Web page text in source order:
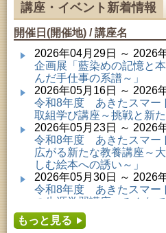
講座・イベント新着情報
開催日(開催地) / 講座名
2026年04月29日 ～ 2026
企画展「藍染めの記憶と
んだ手仕事の系譜～」
2026年05月16日 ～ 2026
令和8年度 あきたスマー
取組学び講座～挑戦と新
2026年05月23日 ～ 2026
令和8年度 あきたスマー
広がる新たな教養講座～
しむ絵本への誘い～」
2026年05月30日 ～ 2026
令和8年度 あきたスマー
の生涯学習講座～みんな
う～」
2026年06月02日 ～ 2026
もっと見る